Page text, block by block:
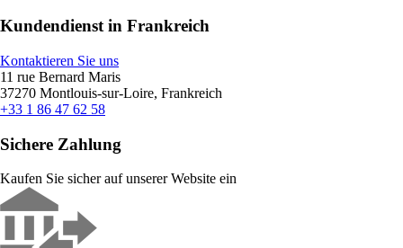
Kundendienst in Frankreich
Kontaktieren Sie uns
11 rue Bernard Maris
37270 Montlouis-sur-Loire, Frankreich
+33 1 86 47 62 58
Sichere Zahlung
Kaufen Sie sicher auf unserer Website ein